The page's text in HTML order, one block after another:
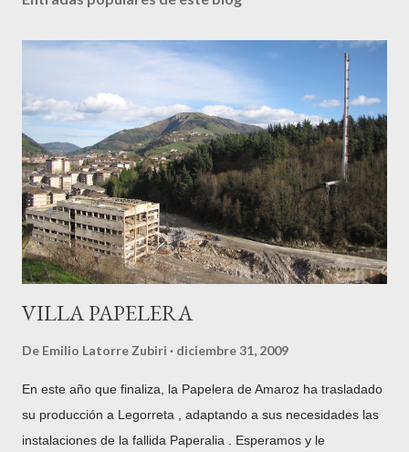
VILLA PAPELERA
De Emilio Latorre Zubiri diciembre 31, 2009
En este año que finaliza, la Papelera de Amaroz ha trasladado
su producción a Legorreta , adaptando a sus necesidades las
instalaciones de la fallida Paperalia . Esperamos y le